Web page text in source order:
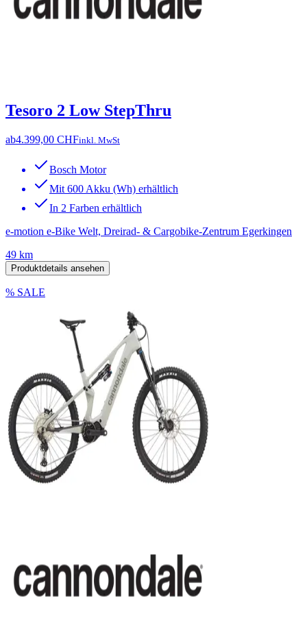
Tesoro 2 Low StepThru
ab4.399,00 CHFinkl. MwSt
Bosch Motor
Mit 600 Akku (Wh) erhältlich
In 2 Farben erhältlich
e-motion e-Bike Welt, Dreirad- & Cargobike-Zentrum Egerkingen
49 km
Produktdetails ansehen
% SALE